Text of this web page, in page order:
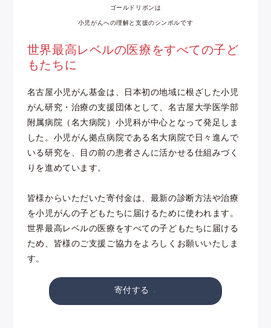
ゴールドリボンは
小児がんへの理解と支援のシンボルです
世界最高レベルの医療をすべての子ど
もたちに
名古屋小児がん基金は、日本初の地域に根ざした小児
がん研究・治療の支援団体として、名古屋大学医学部
附属病院（名大病院）小児科が中心となって発足しま
した。小児がん拠点病院である名大病院で日々進んで
いる研究を、目の前の患者さんに活かせる仕組みづく
りを進めています。
皆様からいただいた寄付金は、最新の診断方法や治療
を小児がんの子どもたちに届けるために使われます。
世界最高レベルの医療をすべての子どもたちに届ける
ため、皆様のご支援ご協力をよろしくお願いいたしま
す。
寄付する